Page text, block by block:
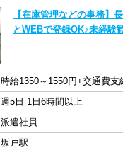
【在庫管理などの事務】
とWEBで登録OK♪未経験
時給1350～1550円+交通費支
週5日 1日6時間以上
派遣社員
坂戸駅